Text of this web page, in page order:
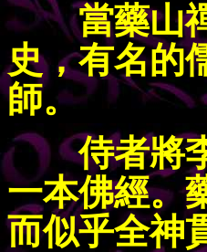
當藥山
史，有名的
師。
侍者將
一本佛經。
而似乎全神